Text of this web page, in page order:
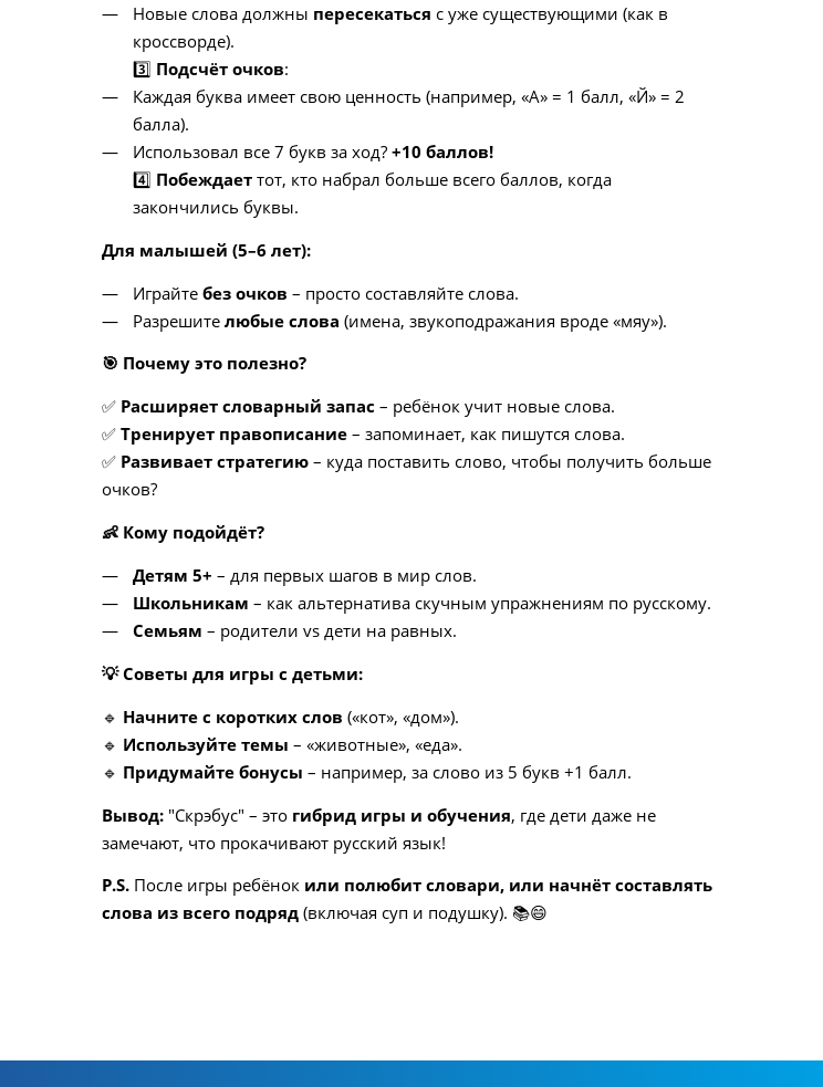
Новые слова должны пересекаться с уже существующими (как в
кроссворде).
3️⃣ Подсчёт очков:
Каждая буква имеет свою ценность (например, «А» = 1 балл, «Й» = 2
балла).
Использовал все 7 букв за ход? +10 баллов!
4️⃣ Побеждаеттот, кто набрал больше всего баллов, когда
закончились буквы.
Для малышей (5–6 лет):
Играйте без очков – просто составляйте слова.
Разрешите любые слова (имена, звукоподражания вроде «мяу»).
🎯 Почему это полезно?
✅ Расширяет словарный запас – ребёнок учит новые слова.
✅ Тренирует правописание – запоминает, как пишутся слова.
✅ Развивает стратегию – куда поставить слово, чтобы получить больше
очков?
👶 Кому подойдёт?
Детям 5+ – для первых шагов в мир слов.
Школьникам – как альтернатива скучным упражнениям по русскому.
Семьям – родители vs дети на равных.
💡Советы для игры с детьми:
🔹 Начните с коротких слов («кот», «дом»).
🔹 Используйте темы – «животные», «еда».
🔹 Придумайте бонусы – например, за слово из 5 букв +1 балл.
Вывод: "Скрэбус" – это гибрид игры и обучения, где дети даже не
замечают, что прокачивают русский язык!
P.S. После игры ребёнок или полюбит словари, или начнёт составлять
слова из всего подряд (включая суп и подушку). 📚😄